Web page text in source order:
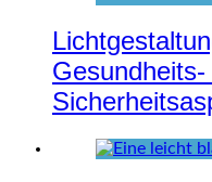
Gesundheits-